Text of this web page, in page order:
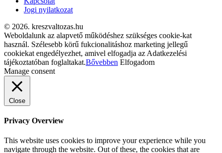
Jogi nyilatkozat
© 2026. kreszvaltozas.hu
Weboldalunk az alapvető működéshez szükséges cookie-kat
használ. Szélesebb körű fukcionalitáshoz marketing jellegű
cookiekat engedélyezhet, amivel elfogadja az Adatkezelési
tájékoztatóban foglaltakat.Bővebben Elfogadom
Manage consent
Close
Privacy Overview
This website uses cookies to improve your experience while you
navigate through the website. Out of these, the cookies that are